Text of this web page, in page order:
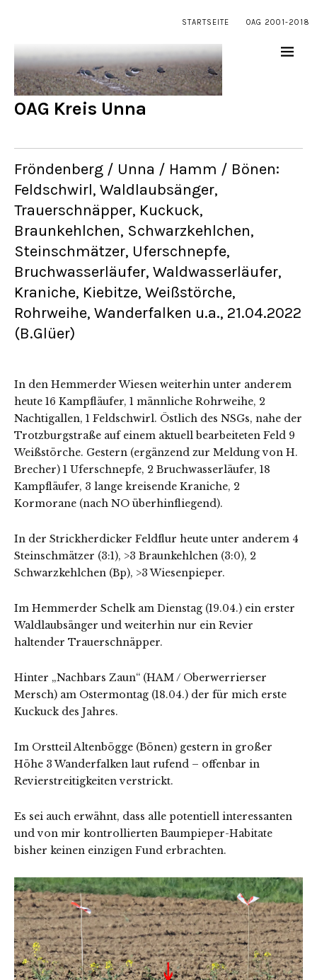
STARTSEITE OAG 2001-2018
OAG Kreis Unna
Fröndenberg / Unna / Hamm / Bönen:
Feldschwirl, Waldlaubsänger,
Trauerschnäpper, Kuckuck,
Braunkehlchen, Schwarzkehlchen,
Steinschmätzer, Uferschnepfe,
Bruchwasserläufer, Waldwasserläufer,
Kraniche, Kiebitze, Weißstörche,
Rohrweihe, Wanderfalken u.a., 21.04.2022
(B.Glüer)
In den Hemmerder Wiesen weiterhin unter anderem
heute 16 Kampfläufer, 1 männliche Rohrweihe, 2
Nachtigallen, 1 Feldschwirl. Östlich des NSGs, nahe der
Trotzburgstraße auf einem aktuell bearbeiteten Feld 9
Weißstörche. Gestern (ergänzend zur Meldung von H.
Brecher) 1 Uferschnepfe, 2 Bruchwasserläufer, 18
Kampfläufer, 3 lange kreisende Kraniche, 2
Kormorane (nach NO überhinfliegend).
In der Strickherdicker Feldflur heute unter anderem 4
Steinschmätzer (3:1), >3 Braunkehlchen (3:0), 2
Schwarzkehlchen (Bp), >3 Wiesenpieper.
Im Hemmerder Schelk am Dienstag (19.04.) ein erster
Waldlaubsänger und weiterhin nur ein Revier
haltender Trauerschnäpper.
Hinter „Nachbars Zaun“ (HAM / Oberwerrierser
Mersch) am Ostermontag (18.04.) der für mich erste
Kuckuck des Jahres.
Im Orstteil Altenbögge (Bönen) gestern in großer
Höhe 3 Wanderfalken laut rufend – offenbar in
Revierstreitigkeiten verstrickt.
Es sei auch erwähnt, dass alle potentiell interessanten
und von mir kontrollierten Baumpieper-Habitate
bisher keinen einzigen Fund erbrachten.